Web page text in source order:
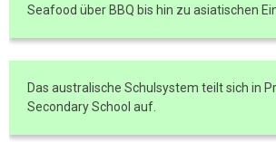
Seafood über BBQ bis hin zu asiatischen
Das australische Schulsystem teilt sich in
Secondary School auf.